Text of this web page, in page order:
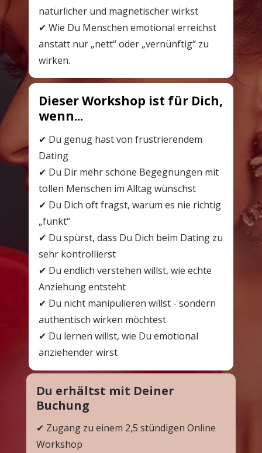
natürlicher und magnetischer wirkst
✔ Wie Du Menschen emotional erreichst
anstatt nur „nett“ oder „vernünftig“ zu
wirken.
Dieser Workshop ist für Dich,
wenn...
✔ Du genug hast von frustrierendem
Dating
✔ Du Dir mehr schöne Begegnungen mit
tollen Menschen im Alltag wünschst
✔ Du Dich oft fragst, warum es nie richtig
„funkt“
✔ Du spürst, dass Du Dich beim Dating zu
sehr kontrollierst
✔ Du endlich verstehen willst, wie echte
Anziehung entsteht
✔ Du nicht manipulieren willst - sondern
authentisch wirken möchtest
✔ Du lernen willst, wie Du emotional
anziehender wirst
Du erhältst mit Deiner
Buchung
✔ Zugang zu einem 2,5 stündigen Online
Workshop